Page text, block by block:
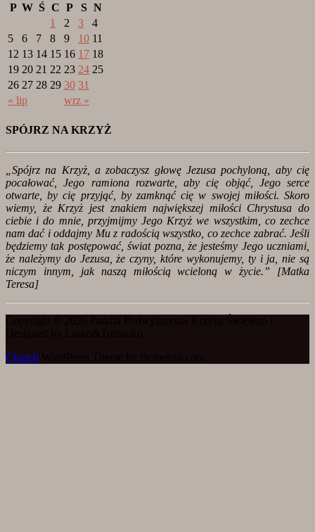
P W Ś C P S N
« lip wrz »
1 2 3
4
5
6 7 8 9 10 11
12 13 14 15 16 17 18
19 20 21 22 23 24 25
26 27 28 29 30 31
SPÓJRZ NA KRZYŻ
„Spójrz na Krzyż, a zobaczysz głowę Jezusa pochyloną, aby cię
pocałować, Jego ramiona rozwarte, aby cię objąć, Jego serce
otwarte, by cię przyjąć, by zamknąć cię w swojej miłości. Skoro
wiemy, że Krzyż jest znakiem największej miłości Chrystusa do
ciebie i do mnie, przyjmijmy Jego Krzyż we wszystkim, co zechce
nam dać i oddajmy Mu z radością wszystko, co zechce zabrać. Jeśli
będziemy tak postępować, świat pozna, że jesteśmy Jego uczniami,
że należymy do Jezusa, że czyny, które wykonujemy, ty i ja, nie są
niczym innym, jak naszą miłością wcieloną w życie.” [Matka
Teresa]
Church